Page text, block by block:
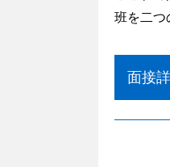
班を二つ
面接